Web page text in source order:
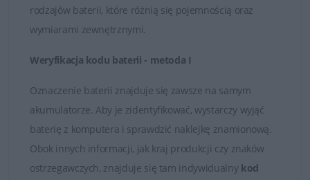
CE i ROHS.
Łatwy kontakt i fachowa obsługa
W przypadku jakichkolwiek wątpliwości i problemów z
doborem baterii do posiadanego laptopa, zawsze mogą
Państwo skontaktować się z naszymi Doradcami, którzy
udzielą fachowej i wyczerpującej porady. Na przesłane
zapytania odpowiadamy rzetelnie i bez zbędnej zwłoki.
Satysfakcja z zakupu jest dla nas najważniejsza.
rodzajów baterii, które różnią się pojemnością oraz
wymiarami zewnętrznymi.
Weryfikacja kodu baterii - metoda I
Oznaczenie baterii znajduje się zawsze na samym
akumulatorze. Aby je zidentyfikować, wystarczy wyjąć
baterię z komputera i sprawdzić naklejkę znamionową.
Obok innych informacji, jak kraj produkcji czy znaków
ostrzegawczych, znajduje się tam indywidualny kod